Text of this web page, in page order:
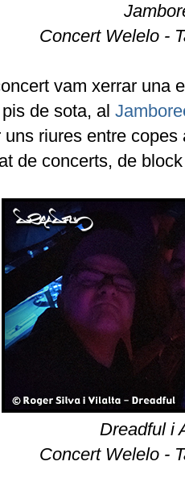
Concert Welelo -
vam xerrar una
de sota, al
uns riures entre
de concerts, de
Dreadful i
Concert Welelo -